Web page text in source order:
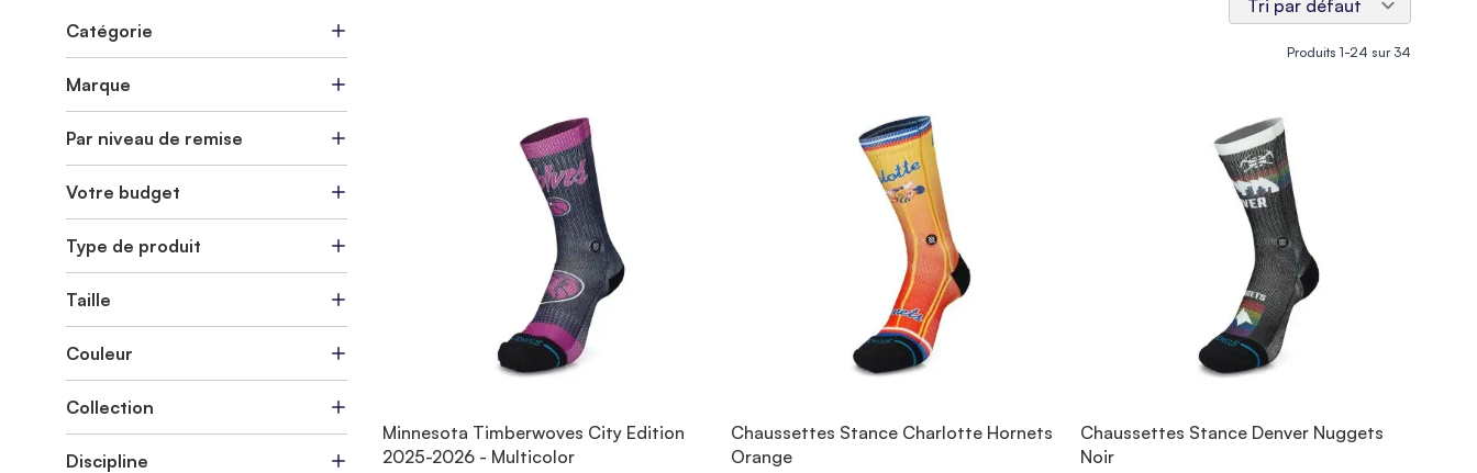
Produits 1-24 sur 34
Minnesota Timberwoves City Edition
2025-2026 - Multicolor
Chaussettes Stance Charlotte Hornets
Orange
Chaussettes Stance Denver Nuggets
Noir
Catégorie
Marque
Par niveau de remise
Votre budget
Type de produit
Taille
Couleur
Collection
Discipline